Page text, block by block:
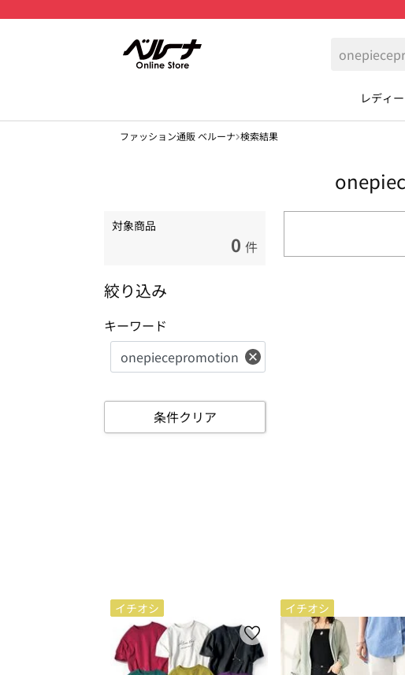
レディ
ファッション通販 ベルーナ 検索結果
対象商品
0 件
絞り込み
キーワード
条件クリア
イチオシ イチオシ